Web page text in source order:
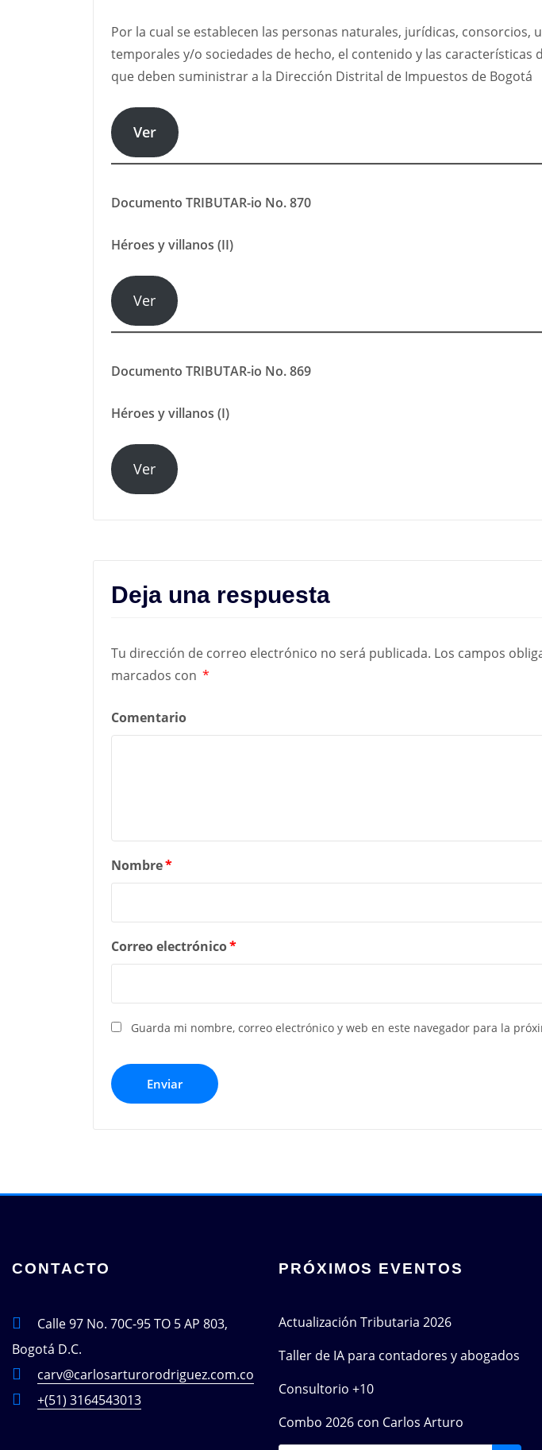
Por la cual se establecen las personas naturales, jurídicas, consorcios,
temporales y/o sociedades de hecho, el contenido y las características
que deben suministrar a la Dirección Distrital de Impuestos de Bogotá
Ver
Documento TRIBUTAR-io No. 870
Héroes y villanos (II)
Ver
Documento TRIBUTAR-io No. 869
Héroes y villanos (I)
Ver
Deja una respuesta
Tu dirección de correo electrónico no será publicada. Los campos
marcados con *
Comentario
Nombre*
Correo electrónico*
Guarda mi nombre, correo electrónico y web en este navegador para la
CONTACTO
Calle 97 No. 70C-95 TO 5 AP 803,
Bogotá D.C.
carv@carlosarturorodriguez.com.co
+(51) 3164543013
PRÓXIMOS EVENTOS
Actualización Tributaria 2026
Taller de IA para contadores y abogados
Consultorio +10
Combo 2026 con Carlos Arturo